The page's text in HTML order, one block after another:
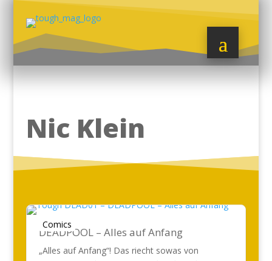
Nic Klein
Comics
DEADPOOL – Alles auf Anfang
„Alles auf Anfang“! Das riecht sowas von